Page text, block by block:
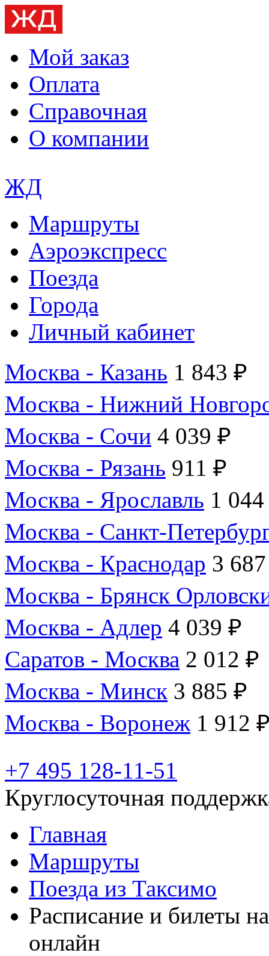
Мой заказ
Оплата
Справочная
О компании
ЖД
Маршруты
Аэроэкспресс
Поезда
Города
Личный кабинет
Москва - Казань 1 843 ₽
Москва - Нижний
Москва - Сочи 4 039 ₽
Москва - Рязань 911 ₽
Москва - Ярославль 1
Москва - Санкт-
Москва - Краснодар 3
Москва - Брянск
Москва - Адлер 4 039 ₽
Саратов - Москва 2 012 ₽
Москва - Минск 3 885 ₽
Москва - Воронеж 1 912
+7 495 128-11-51
Круглосуточная
Главная
Маршруты
Поезда из Таксимо
Расписание и билеты
онлайн